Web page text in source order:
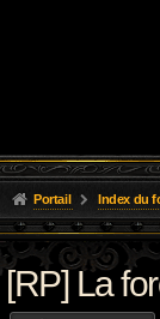
Portail Index du
[RP] La